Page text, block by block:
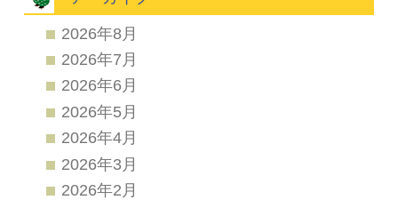
2026年8月
2026年7月
2026年6月
2026年5月
2026年4月
2026年3月
2026年2月